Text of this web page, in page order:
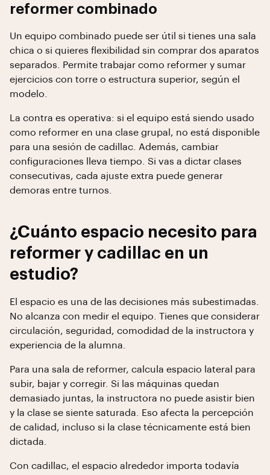
reformer combinado
Un equipo combinado puede ser útil si tienes una sala
chica o si quieres flexibilidad sin comprar dos aparatos
separados. Permite trabajar como reformer y sumar
ejercicios con torre o estructura superior, según el
modelo.
La contra es operativa: si el equipo está siendo usado
como reformer en una clase grupal, no está disponible
para una sesión de cadillac. Además, cambiar
configuraciones lleva tiempo. Si vas a dictar clases
consecutivas, cada ajuste extra puede generar
demoras entre turnos.
¿Cuánto espacio necesito para
reformer y cadillac en un
estudio?
El espacio es una de las decisiones más subestimadas.
No alcanza con medir el equipo. Tienes que considerar
circulación, seguridad, comodidad de la instructora y
experiencia de la alumna.
Para una sala de reformer, calcula espacio lateral para
subir, bajar y corregir. Si las máquinas quedan
demasiado juntas, la instructora no puede asistir bien
y la clase se siente saturada. Eso afecta la percepción
de calidad, incluso si la clase técnicamente está bien
dictada.
Con cadillac, el espacio alrededor importa todavía